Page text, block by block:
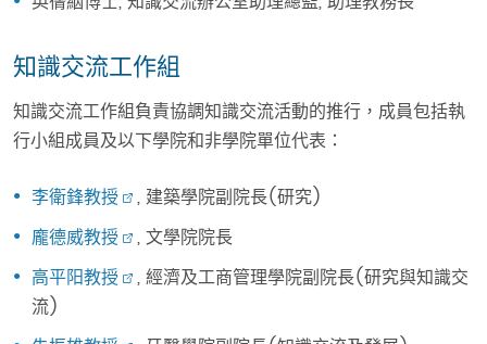
知識交流工作組
知識交流工作組負責協調知識交流活動的推行，成員包括執
行小組成員及以下學院和非學院單位代表：
李衛鋒教授 , 建築學院副院長(研究)
龐德威教授 , 文學院院長
高平阳教授
, 經濟及工商管理學院副院長(研究與知識交
流)